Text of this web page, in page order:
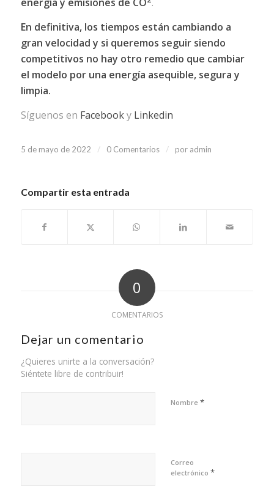
energía y emisiones de CO .
En definitiva, los tiempos están cambiando a
gran velocidad y si queremos seguir siendo
competitivos no hay otro remedio que cambiar
el modelo por una energía asequible, segura y
limpia.
Síguenos en Facebooky Linkedin
5 de mayo de 2022 / 0 Comentarios / por admin
Compartir esta entrada
0
COMENTARIOS
Dejar un comentario
¿Quieres unirte a la conversación?
Siéntete libre de contribuir!
Nombre *
Correo
electrónico *